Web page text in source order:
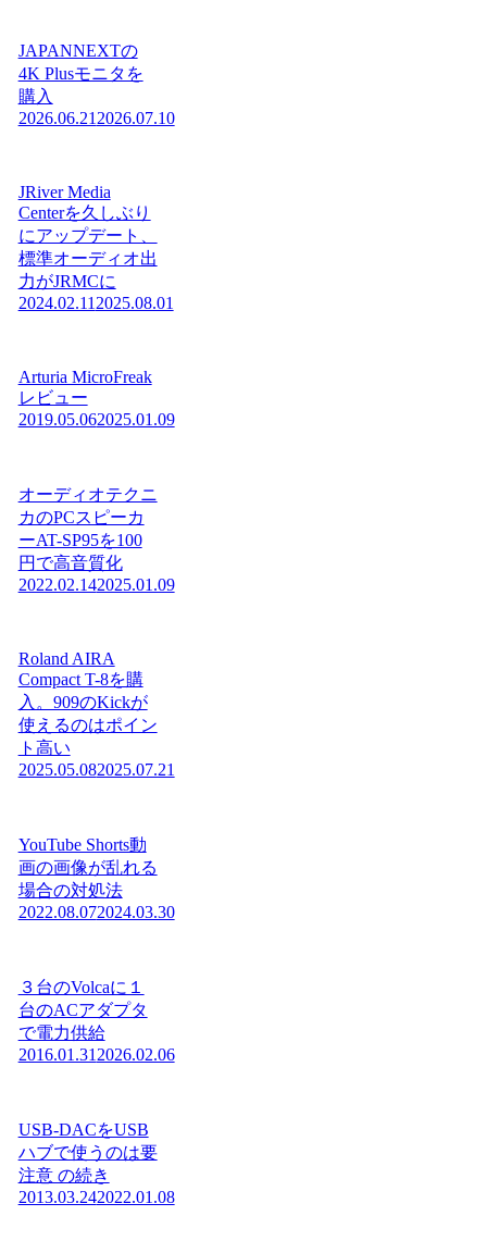
JAPANNEXTの
4K Plusモニタを
購入
2026.06.21 2026.07.10
JRiver Media
Centerを久しぶり
にアップデート、
標準オーディオ出
力がJRMCに
2024.02.11 2025.08.01
Arturia MicroFreak
レビュー
2019.05.062025.01.09
オーディオテクニ
カのPCスピーカ
ーAT-SP95を100
円で高音質化
2022.02.142025.01.09
Roland AIRA
Compact T-8を購
入。909のKickが
使えるのはポイン
ト高い
2025.05.082025.07.21
YouTube Shorts動
画の画像が乱れる
場合の対処法
2022.08.072024.03.30
３台のVolcaに１
台のACアダプタ
で電力供給
2016.01.31 2026.02.06
USB-DACをUSB
ハブで使うのは要
注意 の続き
2013.03.242022.01.08